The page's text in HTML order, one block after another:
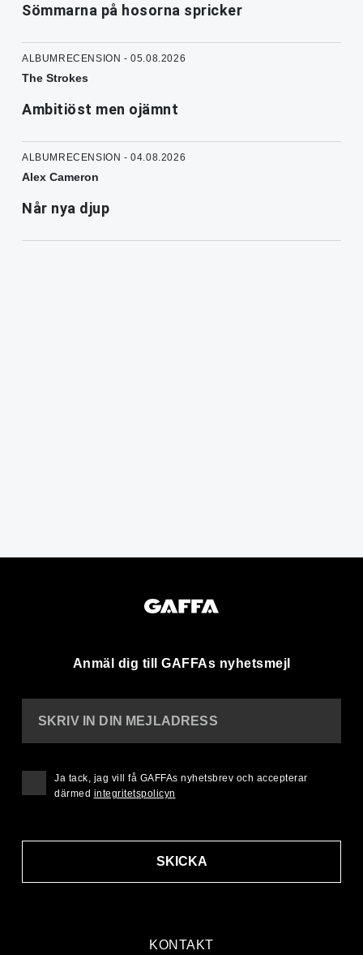
Sömmarna på hosorna spricker
ALBUMRECENSION - 05.08.2026
The Strokes
Ambitiöst men ojämnt
ALBUMRECENSION - 04.08.2026
Alex Cameron
Når nya djup
Anmäl dig till GAFFAs nyhetsmejl
KONTAKT
SKRIV IN DIN MEJLADRESS
SKICKA
Ja tack, jag vill få GAFFAs nyhetsbrev och accepterar
därmed integritetspolicyn